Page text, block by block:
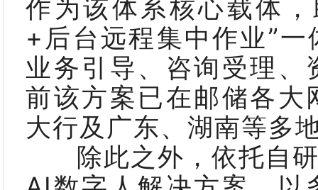
作为该体系核心载体
+后台远程集中作业”
业务引导、咨询受理
前该方案已在邮储各
大行及广东、湖南等多
除此之外，依托自研